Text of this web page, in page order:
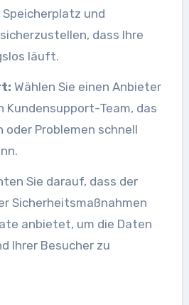
und
dass Ihre
läuft.
Wählen Sie einen Anbieter
Kundensupport-Team, das
oder Problemen schnell
Sie darauf, dass der
Sicherheitsmaßnahmen
anbietet, um die Daten
Ihrer Besucher zu